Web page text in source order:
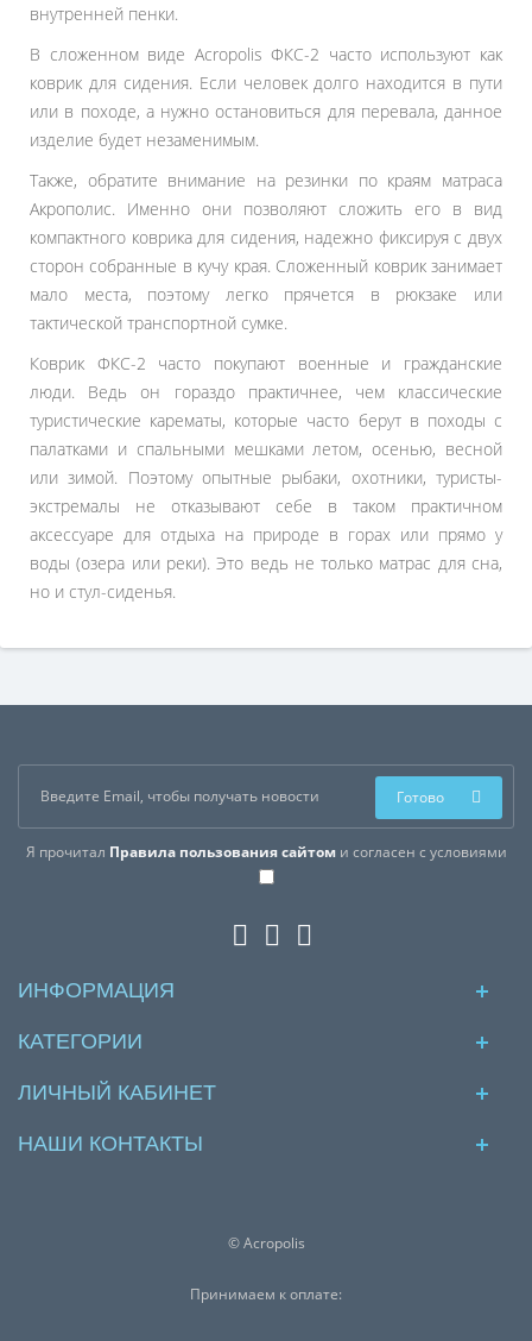
внутренней пенки.
В сложенном виде Acropolis ФКС-2 часто используют как
коврик для сидения. Если человек долго находится в пути
или в походе, а нужно остановиться для перевала, данное
изделие будет незаменимым.
Также, обратите внимание на резинки по краям матраса
Акрополис. Именно они позволяют сложить его в вид
компактного коврика для сидения, надежно фиксируя с двух
сторон собранные в кучу края. Сложенный коврик занимает
мало места, поэтому легко прячется в рюкзаке или
тактической транспортной сумке.
Коврик ФКС-2 часто покупают военные и гражданские
люди. Ведь он гораздо практичнее, чем классические
туристические карематы, которые часто берут в походы с
палатками и спальными мешками летом, осенью, весной
или зимой. Поэтому опытные рыбаки, охотники, туристы-
экстремалы не отказывают себе в таком практичном
аксессуаре для отдыха на природе в горах или прямо у
воды (озера или реки). Это ведь не только матрас для сна,
но и стул-сиденья.
Я прочитал Правила пользования сайтоми согласен с условиями
Готово
ИНФОРМАЦИЯ
КАТЕГОРИИ
ЛИЧНЫЙ КАБИНЕТ
НАШИ КОНТАКТЫ
© Acropolis
Принимаем к оплате: